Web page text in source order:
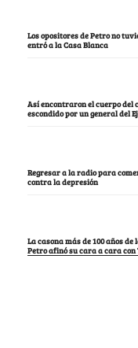
Los opositores de Petro no
entró a la Casa Blanca
Así encontraron el cuerpo del
escondido por un general del
Regresar a la radio para
contra la depresión
La casona más de 100 años
Petro afinó su cara a cara